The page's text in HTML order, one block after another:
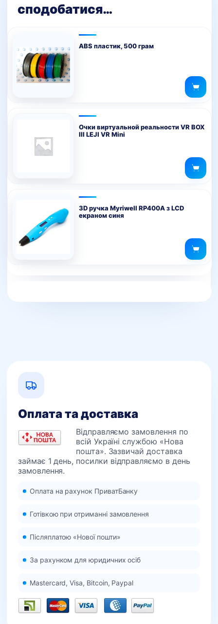
сподобатися…
ABS пластик, 500 грам
Очки виртуальной реальности VR BOX
III LEJI VR Mini
3D ручка Myriwell RP400A з LCD
екраном синя
Оплата та доставка
Відправляємо замовлення по
всій Україні службою «Нова
пошта». Зазвичай доставка
займає 1 день, посилки відправляємо в день
замовлення.
Оплата на рахунок ПриватБанку
Готівкою при отриманні замовлення
Післяплатою «Нової пошти»
За рахунком для юридичних осіб
Mastercard, Visa, Bitcoin, Paypal